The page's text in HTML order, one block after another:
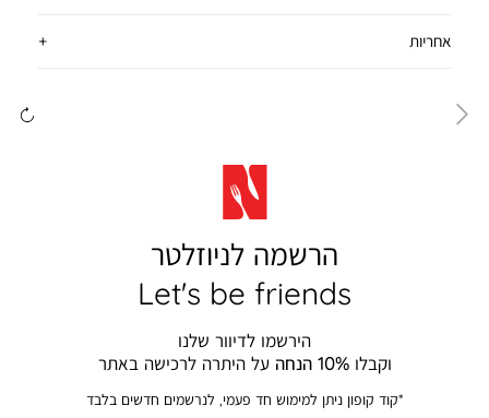
אחריות
הרשמה לניוזלטר
Let's be friends
הירשמו לדיוור שלנו
וקבלו10% הנחה על היתרה לרכישה באתר
*קוד קופון ניתן למימוש חד פעמי, לנרשמים חדשים בלבד